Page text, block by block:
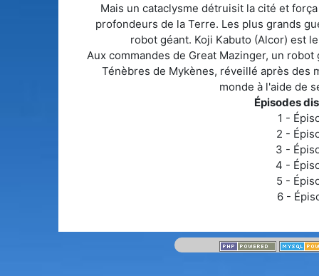
Mais un cataclysme détruisit la cité et
profondeurs de la Terre. Les plus grands
robot géant. Koji Kabuto (Alcor) est
Aux commandes de Great Mazinger, un
Ténèbres de Mykènes, réveillé après des
monde à l'aide de
Épisodes
1 -
2 -
3 -
4 -
5 -
6 -